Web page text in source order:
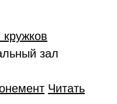
зал
Читать